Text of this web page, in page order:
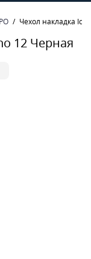
Чехол накладка
12 Черная